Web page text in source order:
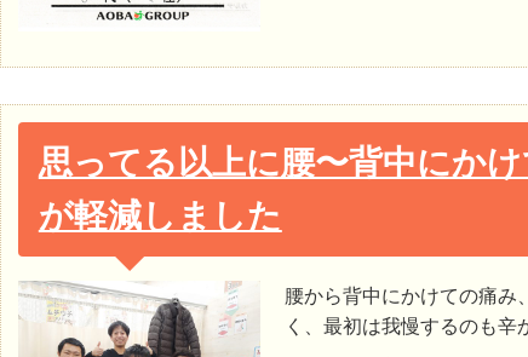
思ってる以上に腰〜背中にか
が軽減しました
腰から背中にかけての痛み
く、最初は我慢するのも辛